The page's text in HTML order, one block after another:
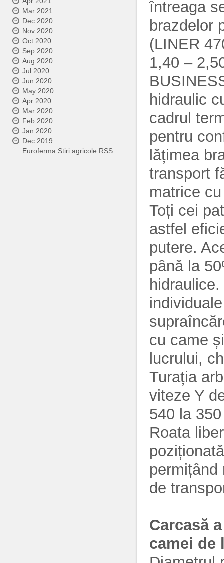
Mar 2021
Dec 2020
Nov 2020
Oct 2020
Sep 2020
Aug 2020
Jul 2020
Jun 2020
May 2020
Apr 2020
Mar 2020
Feb 2020
Jan 2020
Dec 2019
Euroferma Stiri agricole RSS
întreaga
brazdelor
(LINER
1,40 –
hidraulic
cadrul
pentru
lățimea
transport
matrice
Toți cei
astfel
putere.
până la
cu came
lucrului,
Turația
viteze Y
540 la
Roata
de
Carcasă
camei de